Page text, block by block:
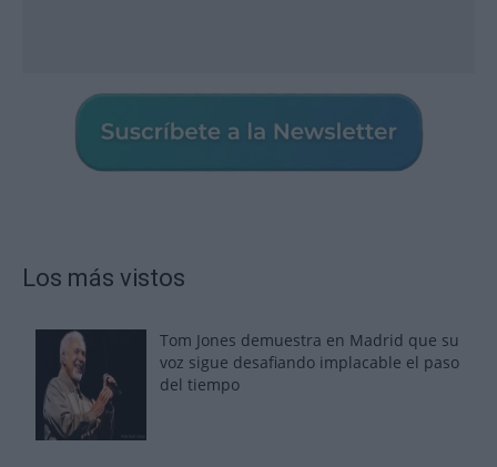
Los más vistos
Tom Jones demuestra en Madrid que su
voz sigue desafiando implacable el paso
del tiempo